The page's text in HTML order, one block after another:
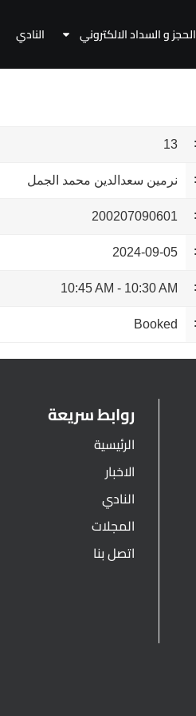
الحجز و السداد الالكتروني النادي
13
نرمين سعدالدين محمد الجمل
200207090601
2024-09-05
10:30 AM
-
10:45 AM
Booked
روابط سريعة
الرئيسية
الاخبار
النادي
المجلات
اتصل بنا